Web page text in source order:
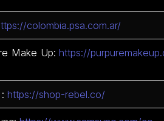
colombia.psa.com.ar/
Make Up:https://
:https://shop-rebel.co/